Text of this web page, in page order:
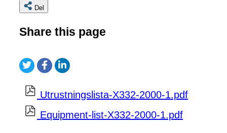
Del
Share this page
Utrustningslista-X332-2000-1.pdf
Equipment-list-X332-2000-1.pdf